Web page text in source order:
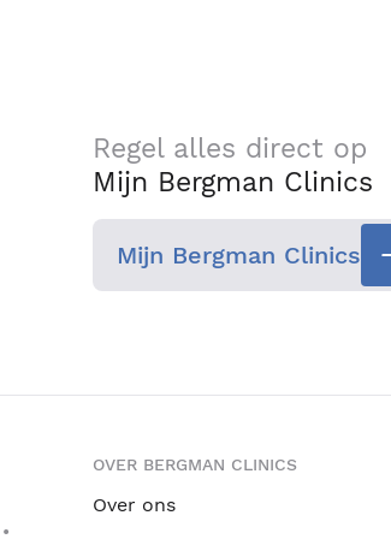
Regel alles direct op
Mijn Bergman Clinics
Mijn Bergman Clinics
.
OVER BERGMAN CLINICS
Over ons